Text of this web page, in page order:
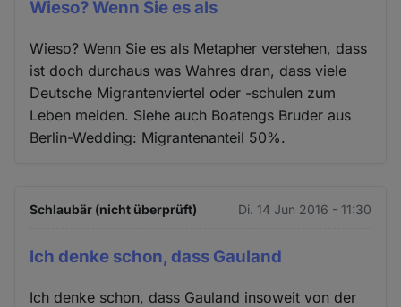
Wieso? Wenn Sie es als
Wieso? Wenn Sie es als Metapher verstehen, dass
ist doch durchaus was Wahres dran, dass viele
Deutsche Migrantenviertel oder -schulen zum
Leben meiden. Siehe auch Boatengs Bruder aus
Berlin-Wedding: Migrantenanteil 50%.
Schlaubär (nicht überprüft) Di. 14 Jun 2016 - 11:30
Ich denke schon, dass Gauland
Ich denke schon, dass Gauland insoweit von der